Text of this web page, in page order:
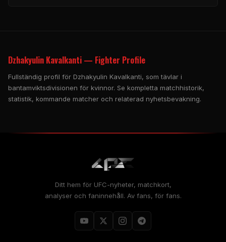
Dzhakyulin Kavalkanti — Fighter Profile
Fullständig profil för Dzhakyulin Kavalkanti, som tävlar i
bantamviktsdivisionen för kvinnor. Se kompletta matchhistorik,
statistik, kommande matcher och relaterad nyhetsbevakning.
Ditt hem för UFC-nyheter, matchkort,
analyser och faninnehåll. Av fans, för fans.